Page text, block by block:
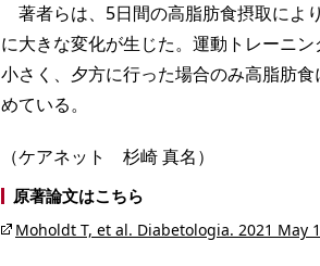
著者らは、5日間の高脂肪食摂取によ
に大きな変化が生じた。運動トレーニ
小さく、夕方に行った場合のみ高脂肪
めている。
（ケアネット 杉崎 真名）
原著論文はこちら
Moholdt T, et al. Diabetologia. 2021 May